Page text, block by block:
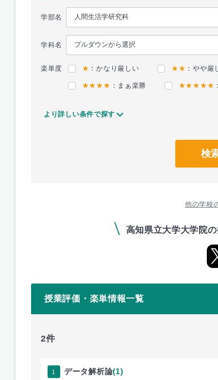
学部名
学科名
楽単度 ★ ：かなり厳しい ★★ ：やや厳
★★★★ ：まぁ楽勝 ★★★★★
より詳しい条件で探す
検
他の学校
高知県立大学大学院
授業評価・楽単情報一覧
2件
1 データ解析論(1)